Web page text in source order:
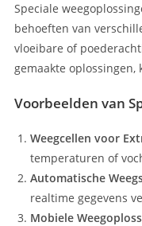
Speciale
behoeften van
vloeibare of
gemaakte
Voorbeelden van
Weegcellen voor
temperaturen of
Automatische
realtime gegevens
Mobiele